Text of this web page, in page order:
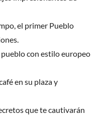
el primer Pueblo
pueblo con estilo europeo
en su plaza y
que te cautivarán